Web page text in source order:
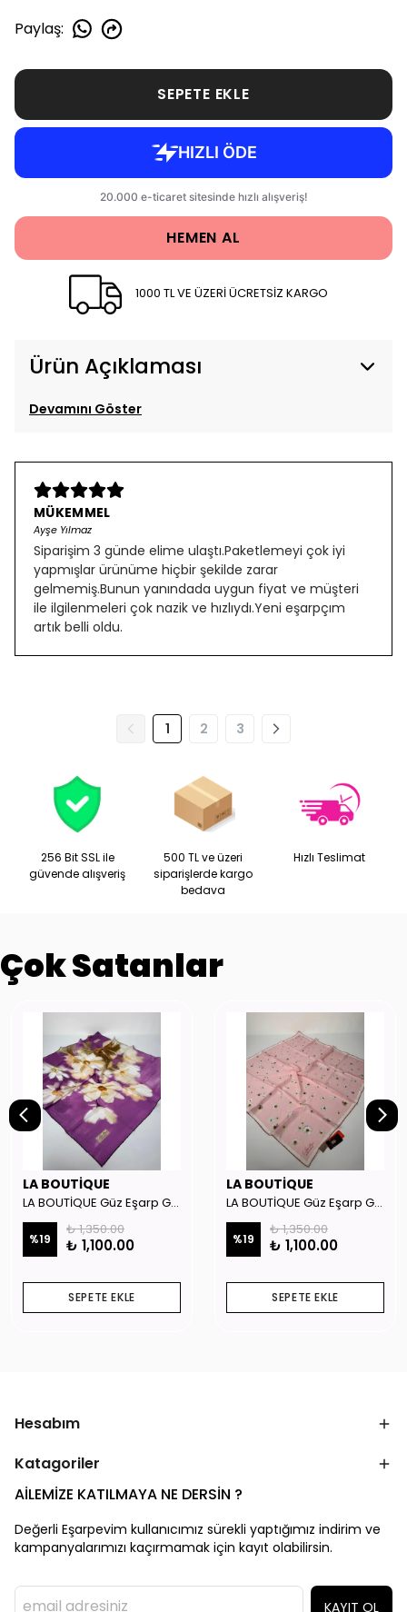
Paylaş:
SEPETE EKLE
HEMEN AL
1000 TL VE ÜZERİ ÜCRETSİZ KARGO
Ürün Açıklaması
Devamını Göster
MÜKEMMEL
Ayşe Yılmaz
Siparişim 3 günde elime ulaştı.Paketlemeyi çok iyi
yapmışlar ürünüme hiçbir şekilde zarar
gelmemiş.Bunun yanındada uygun fiyat ve müşteri
ile ilgilenmeleri çok nazik ve hızlıydı.Yeni eşarpçım
artık belli oldu.
1 2 3
256 Bit SSL ile
güvende alışveriş
500 TL ve üzeri
siparişlerde kargo
bedava
Hızlı Teslimat
Çok Satanlar
LA BOUTİQUE
LA BOUTİQUE Güz Eşarp GYSE262908
%19
₺ 1,350.00
₺ 1,100.00
SEPETE EKLE
LA BOUTİQUE
LA BOUTİQUE Güz Eşarp GYSE130804
%19
₺ 1,350.00
₺ 1,100.00
SEPETE EKLE
Hesabım
Katagoriler
AİLEMİZE KATILMAYA NE DERSİN ?
Değerli Eşarpevim kullanıcımız sürekli yaptığımız indirim ve
kampanyalarımızı kaçırmamak için kayıt olabilirsin.
KAYIT OL